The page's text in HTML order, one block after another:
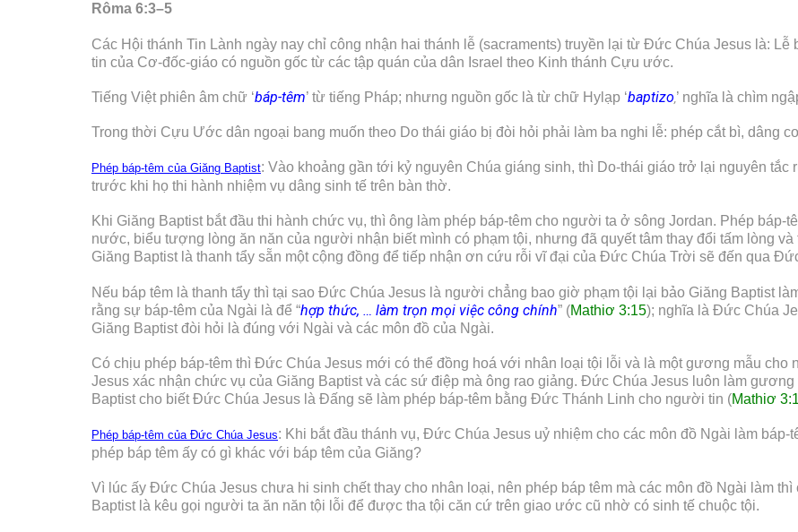
Rôma 6:3–5
Các Hội thánh Tin Lành ngày nay chỉ công nhận hai thánh lễ (sacraments) truyền lại từ Đức Chúa Jesus là: Lễ
tin của Cơ-đốc-giáo có nguồn gốc từ các tập quán của dân Israel theo Kinh thánh Cựu ước.
Tiếng Việt phiên âm chữ ‘báp-têm’ từ tiếng Pháp; nhưng nguồn gốc là từ chữ Hylạp ‘baptizo ’ nghĩa là chìm
Trong thời Cựu Ước dân ngoại bang muốn theo Do thái giáo bị đòi hỏi phải làm ba nghi lễ: phép cắt bì, dâng
Phép báp-têm của Giăng Baptist: Vào khoảng gần tới kỷ nguyên Chúa giáng sinh, thì Do-thái giáo trở lại nguyên
trước khi họ thi hành nhiệm vụ dâng sinh tế trên bàn thờ.
Khi Giăng Baptist bắt đầu thi hành chức vụ, thì ông làm phép báp-têm cho người ta ở sông Jordan. Phép báp-
nước, biểu tượng lòng ăn năn của người nhận biết mình có phạm tội, nhưng đã quyết tâm thay đổi tấm lòng
Giăng Baptist là thanh tẩy sẵn một cộng đồng để tiếp nhận ơn cứu rỗi vĩ đại của Đức Chúa Trời sẽ đến qua
Nếu báp têm là thanh tẩy thì tại sao Đức Chúa Jesus là người chẳng bao giờ phạm tội lại bảo Giăng Baptist
rằng sự báp-têm của Ngài là để “hợp thức, … làm trọn mọi việc công chính” (Mathiơ 3:15); nghĩa là Đức Chúa
Giăng Baptist đòi hỏi là đúng với Ngài và các môn đồ của Ngài.
Có chịu phép báp-têm thì Đức Chúa Jesus mới có thể đồng hoá với nhân loại tội lỗi và là một gương mẫu
Jesus xác nhận chức vụ của Giăng Baptist và các sứ điệp mà ông rao giảng. Đức Chúa Jesus luôn làm
Baptist cho biết Đức Chúa Jesus là Đấng sẽ làm phép báp-têm bằng Đức Thánh Linh cho người tin (Mathiơ
Phép báp-têm của Đức Chúa Jesus: Khi bắt đầu thánh vụ, Đức Chúa Jesus uỷ nhiệm cho các môn đồ Ngài làm báp-
phép báp têm ấy có gì khác với báp têm của Giăng?
Vì lúc ấy Đức Chúa Jesus chưa hi sinh chết thay cho nhân loại, nên phép báp têm mà các môn đồ Ngài làm
Baptist là kêu gọi người ta ăn năn tội lỗi để được tha tội căn cứ trên giao ước cũ nhờ có sinh tế chuộc tội.